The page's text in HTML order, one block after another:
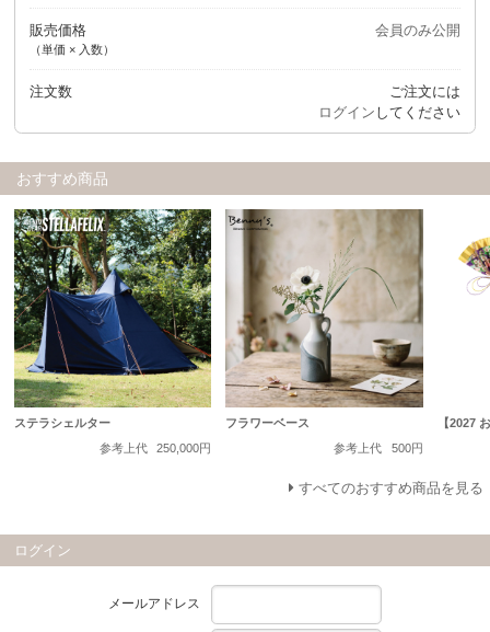
販売価格
（単価 × 入数）
会員のみ公開
注文数
ご注文には
ログイン してください
おすすめ商品
ステラシェルター
参考上代
250,000円
フラワーベース
参考上代
500円
【2027
すべてのおすすめ商品を見る
ログイン
メールアドレス